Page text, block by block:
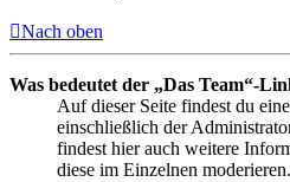
Nach oben
Was bedeutet der „Das Team“-
Auf dieser Seite findest du
einschließlich der
findest hier auch weitere
diese im Einzelnen moderieren.